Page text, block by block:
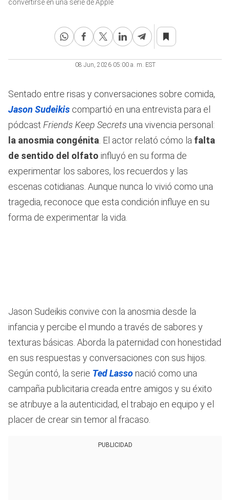
seconds
convertirse en una serie de Apple
08 Jun, 2026 05:00 a. m. EST
Sentado entre risas y conversaciones sobre comida,
Jason Sudeikis compartió en una entrevista para el
pódcast Friends Keep Secrets una vivencia personal:
la anosmia congénita . El actor relató cómo la falta
de sentido del olfato influyó en su forma de
experimentar los sabores, los recuerdos y las
escenas cotidianas. Aunque nunca lo vivió como una
tragedia, reconoce que esta condición influye en su
forma de experimentar la vida.
Jason Sudeikis convive con la anosmia desde la
infancia y percibe el mundo a través de sabores y
texturas básicas. Aborda la paternidad con honestidad
en sus respuestas y conversaciones con sus hijos.
Según contó, la serie Ted Lasso nació como una
campaña publicitaria creada entre amigos y su éxito
se atribuye a la autenticidad, el trabajo en equipo y el
placer de crear sin temor al fracaso.
PUBLICIDAD